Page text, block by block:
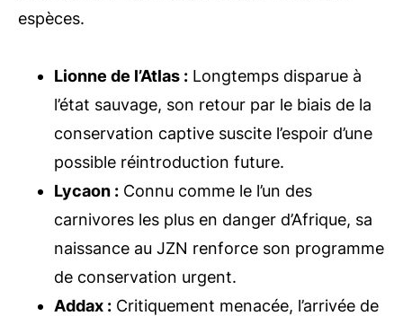
espèces.
Lionne de l’Atlas : Longtemps disparue à
l’état sauvage, son retour par le biais de la
conservation captive suscite l’espoir d’une
possible réintroduction future.
Lycaon : Connu comme le l’un des
carnivores les plus en danger d’Afrique, sa
naissance au JZN renforce son programme
de conservation urgent.
Addax : Critiquement menacée, l’arrivée de